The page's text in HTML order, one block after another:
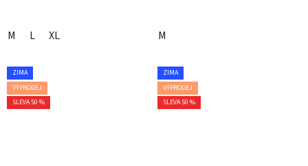
M L XL M
ZIMA
VÝPRODEJ
SLEVA 50 %
ZIMA
VÝPRODEJ
SLEVA 50 %